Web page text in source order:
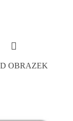
OBRAZEK